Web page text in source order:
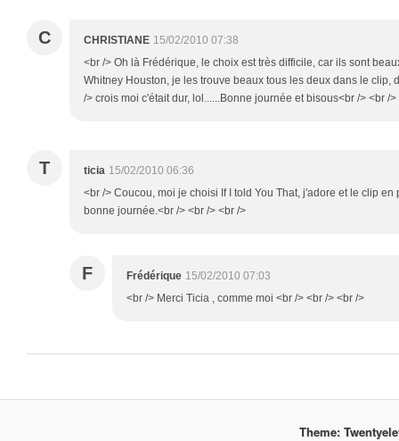
C CHRISTIANE 15/02/2010 07:38
<br /> Oh là Frédérique, le choix est très difficile, car ils sont
Whitney Houston, je les trouve beaux tous les deux dans le clip,
/> crois moi c'était dur, lol......Bonne journée et bisous<br /> <br />
T ticia 15/02/2010 06:36
<br /> Coucou, moi je choisi If I told You That, j'adore et le clip
bonne journée.<br /> <br /> <br />
F Frédérique 15/02/2010 07:03
<br /> Merci Ticia , comme moi <br /> <br /> <br />
Theme: